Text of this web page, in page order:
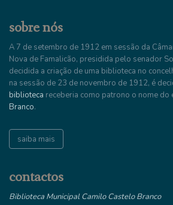
sobre nós
A 7 de setembro de 1912 em sessão da
Nova de Famalicão, presidida pelo senador
decidida a criação de uma biblioteca no
na sessão de 23 de novembro de 1912, é
biblioteca receberia como patrono o nome do
Branco.
saiba mais
contactos
Biblioteca Municipal Camilo Castelo Branco